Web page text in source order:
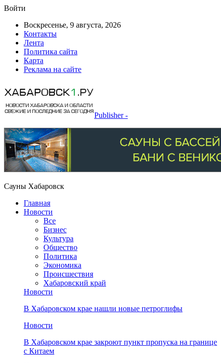
Войти
Воскресенье, 9 августа, 2026
Контакты
Лента
Политика сайта
Карта
Реклама на сайте
Publisher -
Сауны Хабаровск
Главная
Новости
Все
Бизнес
Культура
Общество
Политика
Экономика
Происшествия
Хабаровский край
Новости
В Хабаровском крае нашли новые петроглифы
Новости
В Хабаровском крае закроют пункт пропуска на границе
с Китаем